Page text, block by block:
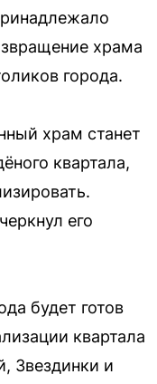
храма
города.
храм станет
квартала,
его
будет готов
квартала
Звездинки и